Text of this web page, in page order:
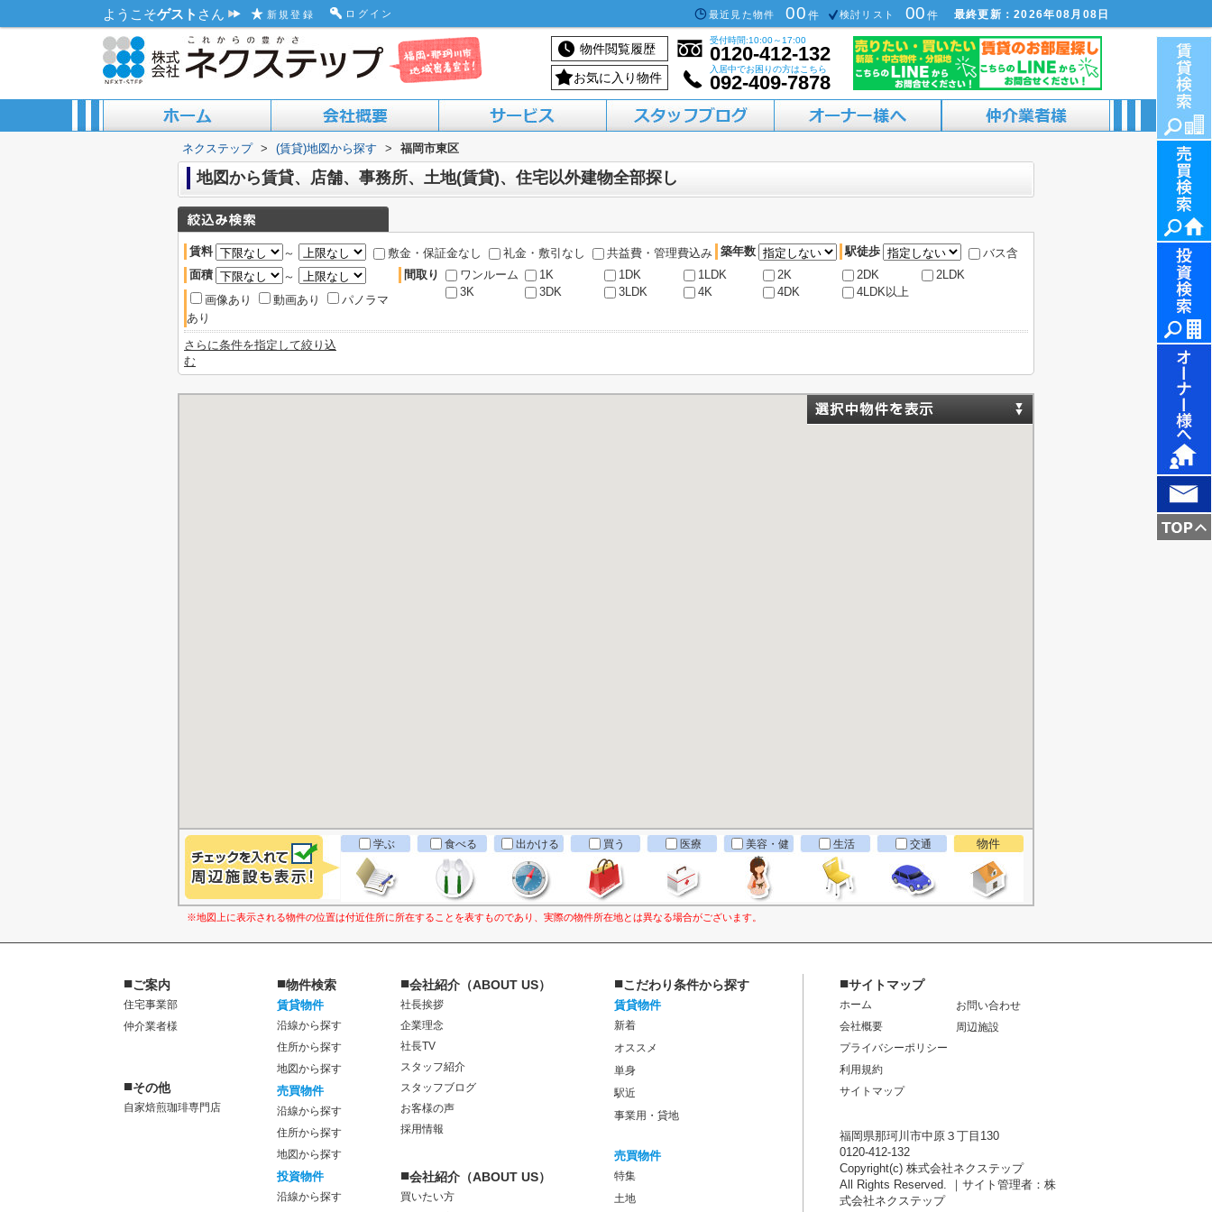
ようこそゲスト さん 新規登録 ログイン 最近見た物件 00 件 検討リスト 00 件 最終更新：2026年08月08日
物件閲覧履歴
受付時間:10:00～17:00
0120-412-132
お気に入り物件
入居中でお困りの方はこちら
092-409-7878
ABOUT US
ACCESS MAP
ネクステップ > (賃貸)地図から探す > 福岡市東区
地図から賃貸、店舗、事務所、土地(賃貸)、住宅以外建物全部探し
賃料 ～ 敷金・保証金なし 礼金・敷引なし 共益費・管理費込み 築年数 駅徒歩
バス含
面積
～
画像あり
動画あり
パノラマ
あり
間取り ワンルーム 1K 1DK 1LDK 2K 2DK
2LDK
3K
3DK 3LDK 4K 4DK 4LDK以上
さらに条件を指定して絞り込
む
学ぶ 食べる 出かける 買う 医療
美容・健
康
生活 交通 物件
※地図上に表示される物件の位置は付近住所に所在することを表すものであり、実際の物件所在地とは異なる場合がございます。
■ご案内
住宅事業部
仲介業者様
■その他
自家焙煎珈琲専門店
■物件検索
賃貸物件
沿線から探す
住所から探す
地図から探す
売買物件
沿線から探す
住所から探す
地図から探す
投資物件
沿線から探す
■会社紹介（ABOUT US）
社長挨拶
企業理念
社長TV
スタッフ紹介
スタッフブログ
お客様の声
採用情報
■会社紹介（ABOUT US）
買いたい方
■こだわり条件から探す
賃貸物件
新着
オススメ
単身
駅近
事業用・貸地
売買物件
特集
土地
■サイトマップ
ホーム
会社概要
プライバシーポリシー
利用規約
サイトマップ
お問い合わせ
周辺施設
福岡県那珂川市中原３丁目130
0120-412-132
Copyright(c) 株式会社ネクステップ
All Rights Reserved. ｜サイト管理者：株
式会社ネクステップ